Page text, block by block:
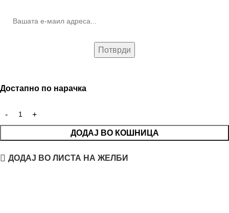
Достапно по нарачка
ДОДАЈ ВО КОШНИЦА
ДОДАЈ ВО ЛИСТА НА ЖЕЛБИ